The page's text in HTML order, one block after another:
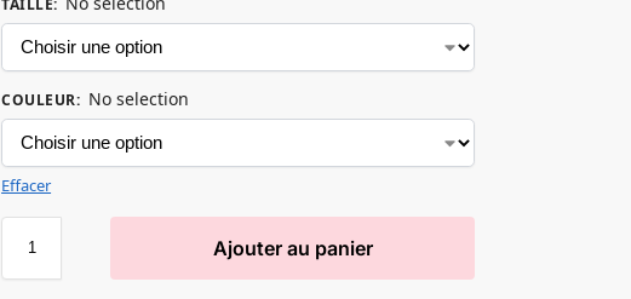
COULEUR: No selection
Effacer
Ajouter au panier